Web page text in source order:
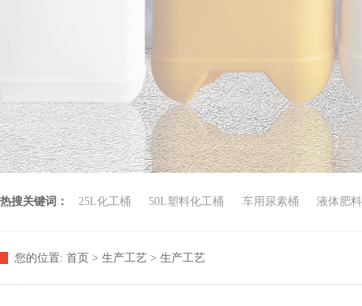
热搜关键词： 25L化工桶 50L塑料化工桶 车用尿素桶 液体肥
您的位置: 首页 > 生产工艺 > 生产工艺